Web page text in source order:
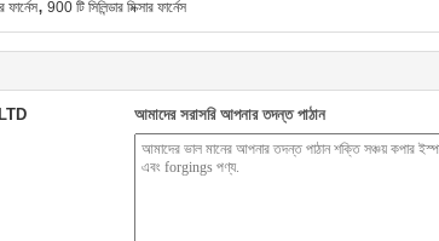
ফার্নেস 900 টি সিলিন্ডার মিক্সার ফার্নেস
আমাদের সরাসরি আপনার তদন্ত পাঠান